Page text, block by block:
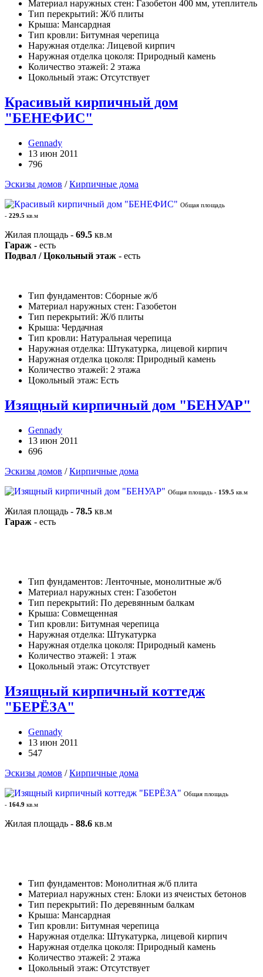
Материал наружных стен: Газобетон 400 мм, утеплитель
Тип перекрытий: Ж/б плиты
Крыша: Мансардная
Тип кровли: Битумная черепица
Наружная отделка: Лицевой кирпич
Наружная отделка цоколя: Природный камень
Количество этажей: 2 этажа
Цокольный этаж: Отсутствует
Красивый кирпичный дом
"БЕНЕФИС"
Gennady
13 июн 2011
796
Эскизы домов /Кирпичные дома
Общая площадь
- 229.5 кв.м
Жилая площадь - 69.5 кв.м
Гараж - есть
Подвал / Цокольный этаж - есть
Тип фундаментов: Сборные ж/б
Материал наружных стен: Газобетон
Тип перекрытий: Ж/б плиты
Крыша: Чердачная
Тип кровли: Натуральная черепица
Наружная отделка: Штукатурка, лицевой кирпич
Наружная отделка цоколя: Природный камень
Количество этажей: 2 этажа
Цокольный этаж: Есть
Изящный кирпичный дом "БЕНУАР"
Gennady
13 июн 2011
696
Эскизы домов /Кирпичные дома
Общая площадь - 159.5 кв.м
Жилая площадь - 78.5 кв.м
Гараж - есть
Тип фундаментов: Ленточные, монолитные ж/б
Материал наружных стен: Газобетон
Тип перекрытий: По деревянным балкам
Крыша: Совмещенная
Тип кровли: Битумная черепица
Наружная отделка: Штукатурка
Наружная отделка цоколя: Природный камень
Количество этажей: 1 этаж
Цокольный этаж: Отсутствует
Изящный кирпичный коттедж
"БЕРЁЗА"
Gennady
13 июн 2011
547
Эскизы домов /Кирпичные дома
Общая площадь
- 164.9 кв.м
Жилая площадь - 88.6 кв.м
Тип фундаментов: Монолитная ж/б плита
Материал наружных стен: Блоки из ячеистых бетонов
Тип перекрытий: По деревянным балкам
Крыша: Мансардная
Тип кровли: Битумная черепица
Наружная отделка: Штукатурка, лицевой кирпич
Наружная отделка цоколя: Природный камень
Количество этажей: 2 этажа
Цокольный этаж: Отсутствует